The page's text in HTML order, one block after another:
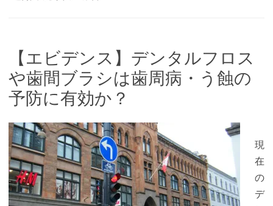
【エビデンス】デンタルフロス
や歯間ブラシは歯周病・う蝕の
予防に有効か？
現
在
の
デ